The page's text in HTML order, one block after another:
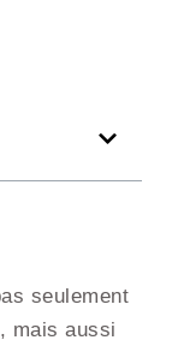
seulement
mais aussi